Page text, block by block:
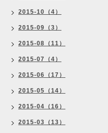
2015-10（4）
2015-09（3）
2015-08（11）
2015-07（4）
2015-06（17）
2015-05（14）
2015-04（16）
2015-03（13）